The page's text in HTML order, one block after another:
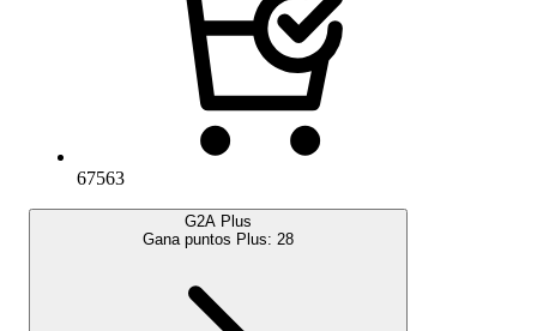
67563
G2A Plus
Gana puntos Plus: 28